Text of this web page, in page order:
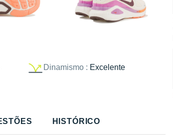
Dinamismo : Excelente
HISTÓRICO